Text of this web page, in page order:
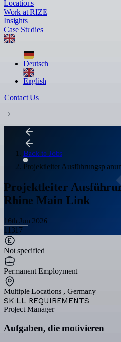
Locations
Work at RIZE
Insights
Case Studies
Deutsch
English
Contact Us
Back to Jobs
Projektleiter
Projektleiter
Rhine Main Link
16th Jun 2026
11317
Not specified
Permanent Employment
Multiple Locations , Germany
SKILL REQUIREMENTS
Project Manager
Aufgaben, die motivieren